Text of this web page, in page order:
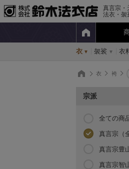
真言宗・
法衣・袈
衣 袈裟 衣
衣 袴
宗派
全ての商
真言宗（
真言宗豊
真言宗智